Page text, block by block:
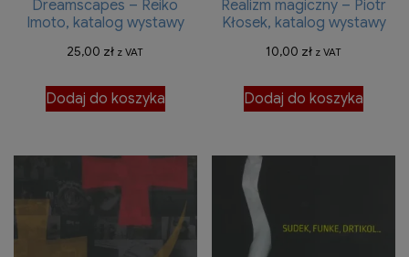
Dreamscapes – Reiko
Imoto, katalog wystawy
25,00 zł z VAT
Dodaj do koszyka
Realizm magiczny – Piotr
Kłosek, katalog wystawy
10,00 zł z VAT
Dodaj do koszyka